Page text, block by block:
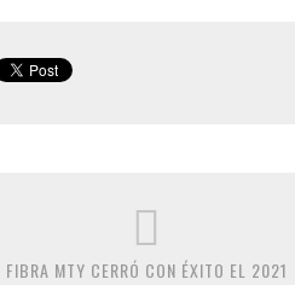
FIBRA MTY CERRÓ CON ÉXITO EL 2021